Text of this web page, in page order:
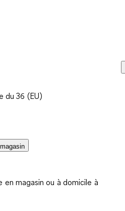
du 36 (EU)
en magasin ou à domicile à